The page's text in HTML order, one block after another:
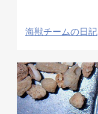
海獣チームの日記